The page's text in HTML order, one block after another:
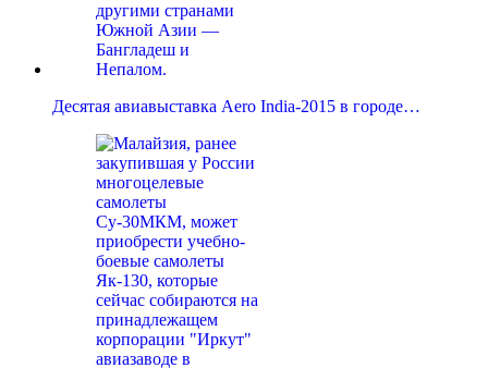
Десятая авиавыставка Aero India-2015 в городе…